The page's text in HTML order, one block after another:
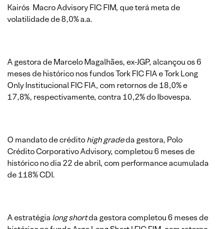
Kairós Macro Advisory FIC FIM, que terá meta de
volatilidade de 8,0% a.a.
A gestora de Marcelo Magalhães, ex-JGP, alcançou os 6
meses de histórico nos fundos Tork FIC FIA e Tork Long
Only Institucional FIC FIA, com retornos de 18,0% e
17,8%, respectivamente, contra 10,2% do Ibovespa.
O mandato de créditohigh gradeda gestora, Polo
Crédito Corporativo Advisory, completou 6 meses de
histórico no dia 22 de abril, com performance acumulada
de 118% CDI.
A estratégia long shortda gestora completou 6 meses de